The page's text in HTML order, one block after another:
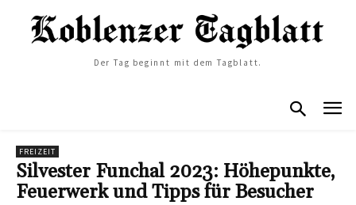
Der Tag beginnt mit dem Tagblatt.
FREIZEIT
Silvester Funchal 2023: Höhepunkte,
Feuerwerk und Tipps für Besucher